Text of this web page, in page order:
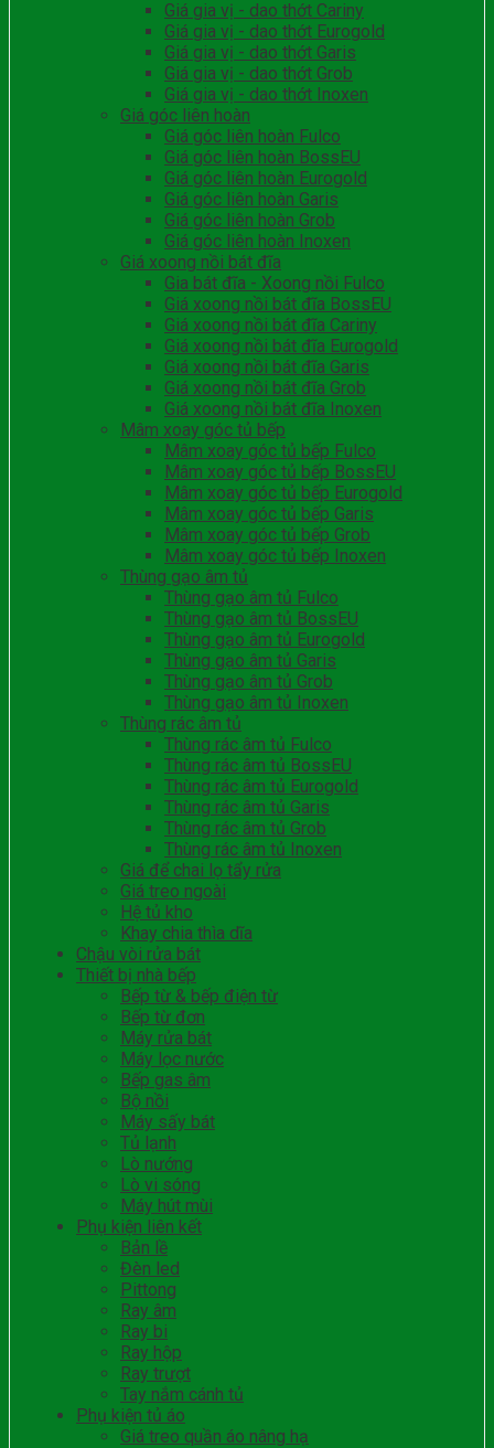
Giá gia vị - dao thớt Cariny
Giá gia vị - dao thớt Eurogold
Giá gia vị - dao thớt Garis
Giá gia vị - dao thớt Grob
Giá gia vị - dao thớt Inoxen
Giá góc liên hoàn
Giá góc liên hoàn Fulco
Giá góc liên hoàn BossEU
Giá góc liên hoàn Eurogold
Giá góc liên hoàn Garis
Giá góc liên hoàn Grob
Giá góc liên hoàn Inoxen
Giá xoong nồi bát đĩa
Gia bát đĩa - Xoong nồi Fulco
Giá xoong nồi bát đĩa BossEU
Giá xoong nồi bát đĩa Cariny
Giá xoong nồi bát đĩa Eurogold
Giá xoong nồi bát đĩa Garis
Giá xoong nồi bát đĩa Grob
Giá xoong nồi bát đĩa Inoxen
Mâm xoay góc tủ bếp
Mâm xoay góc tủ bếp Fulco
Mâm xoay góc tủ bếp BossEU
Mâm xoay góc tủ bếp Eurogold
Mâm xoay góc tủ bếp Garis
Mâm xoay góc tủ bếp Grob
Mâm xoay góc tủ bếp Inoxen
Thùng gạo âm tủ
Thùng gạo âm tủ Fulco
Thùng gạo âm tủ BossEU
Thùng gạo âm tủ Eurogold
Thùng gạo âm tủ Garis
Thùng gạo âm tủ Grob
Thùng gạo âm tủ Inoxen
Thùng rác âm tủ
Thùng rác âm tủ Fulco
Thùng rác âm tủ BossEU
Thùng rác âm tủ Eurogold
Thùng rác âm tủ Garis
Thùng rác âm tủ Grob
Thùng rác âm tủ Inoxen
Giá để chai lọ tẩy rửa
Giá treo ngoài
Hệ tủ kho
Khay chia thìa dĩa
Chậu vòi rửa bát
Thiết bị nhà bếp
Bếp từ & bếp điện từ
Bếp từ đơn
Máy rửa bát
Máy lọc nước
Bếp gas âm
Bộ nồi
Máy sấy bát
Tủ lạnh
Lò nướng
Lò vi sóng
Máy hút mùi
Phụ kiện liên kết
Bản lề
Đèn led
Pittong
Ray âm
Ray bi
Ray hộp
Ray trượt
Tay nắm cánh tủ
Phụ kiện tủ áo
Giá treo quần áo nâng hạ